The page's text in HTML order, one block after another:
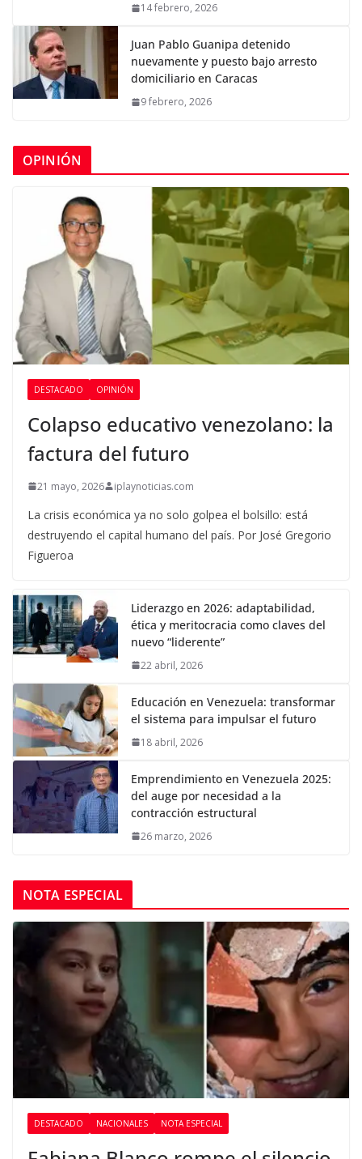
14 febrero, 2026
Juan Pablo Guanipa detenido
nuevamente y puesto bajo arresto
domiciliario en Caracas
9 febrero, 2026
OPINIÓN
DESTACADO OPINIÓN
Colapso educativo venezolano: la
factura del futuro
21 mayo, 2026 iplaynoticias.com
La crisis económica ya no solo golpea el bolsillo: está
destruyendo el capital humano del país. Por José Gregorio
Figueroa
Liderazgo en 2026: adaptabilidad,
ética y meritocracia como claves del
nuevo “liderente”
22 abril, 2026
Educación en Venezuela: transformar
el sistema para impulsar el futuro
18 abril, 2026
Emprendimiento en Venezuela 2025:
del auge por necesidad a la
contracción estructural
26 marzo, 2026
NOTA ESPECIAL
DESTACADO NACIONALES NOTA ESPECIAL